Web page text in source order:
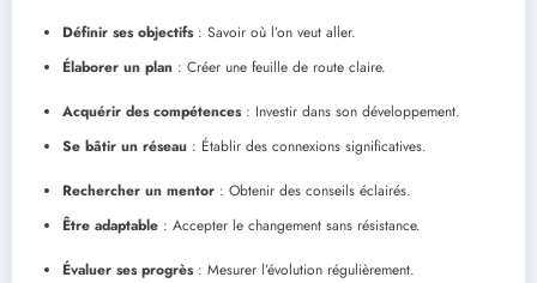
Définir ses objectifs: Savoir où l’on veut aller.
Élaborer un plan : Créer une feuille de route claire.
Acquérir des compétences: Investir dans son développement.
Se bâtir un réseau : Établir des connexions significatives.
Rechercher un mentor : Obtenir des conseils éclairés.
Être adaptable : Accepter le changement sans résistance.
Évaluer ses progrès: Mesurer l’évolution régulièrement.